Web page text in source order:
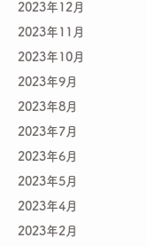
2023年12月
2023年11月
2023年10月
2023年9月
2023年8月
2023年7月
2023年6月
2023年5月
2023年4月
2023年2月